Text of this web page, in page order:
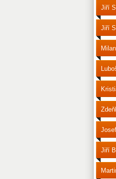
Jiří
Jiří
Jiří